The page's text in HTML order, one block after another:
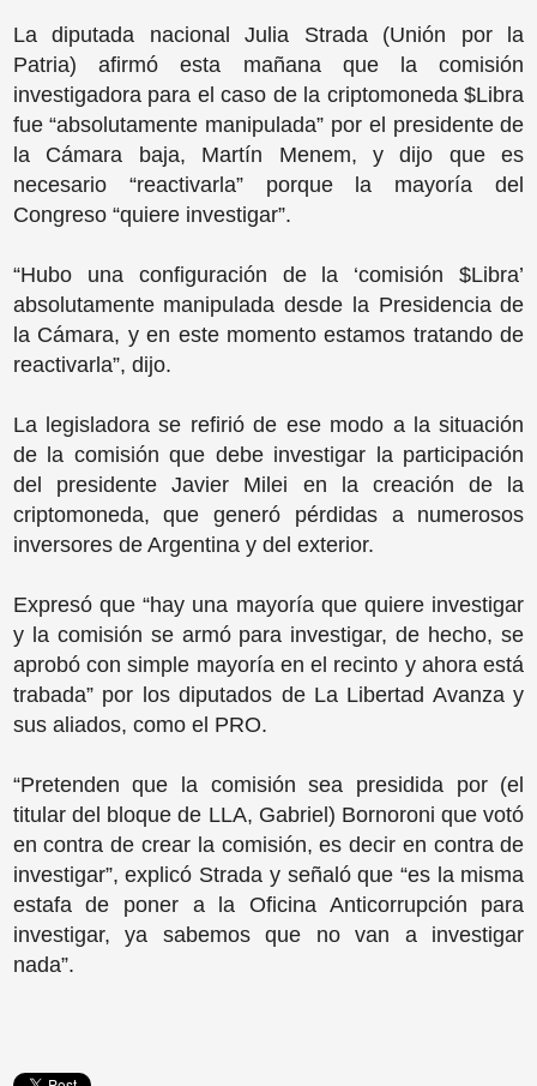
La diputada nacional Julia Strada (Unión por la
Patria) afirmó esta mañana que la comisión
investigadora para el caso de la criptomoneda $Libra
fue “absolutamente manipulada” por el presidente de
la Cámara baja, Martín Menem, y dijo que es
necesario “reactivarla” porque la mayoría del
Congreso “quiere investigar”.
“Hubo una configuración de la ‘comisión $Libra’
absolutamente manipulada desde la Presidencia de
la Cámara, y en este momento estamos tratando de
reactivarla”, dijo.
La legisladora se refirió de ese modo a la situación
de la comisión que debe investigar la participación
del presidente Javier Milei en la creación de la
criptomoneda, que generó pérdidas a numerosos
inversores de Argentina y del exterior.
Expresó que “hay una mayoría que quiere investigar
y la comisión se armó para investigar, de hecho, se
aprobó con simple mayoría en el recinto y ahora está
trabada” por los diputados de La Libertad Avanza y
sus aliados, como el PRO.
“Pretenden que la comisión sea presidida por (el
titular del bloque de LLA, Gabriel) Bornoroni que votó
en contra de crear la comisión, es decir en contra de
investigar”, explicó Strada y señaló que “es la misma
estafa de poner a la Oficina Anticorrupción para
investigar, ya sabemos que no van a investigar
nada”.